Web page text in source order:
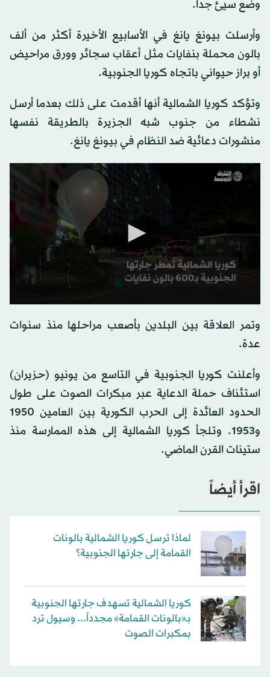
وضع سيئ جداً.
وأرسلت بيونغ يانغ في الأسابيع الأخيرة أكثر من ألف
بالون محملة بنفايات مثل أعقاب سجائر وورق مراحيض
أو براز حيواني باتجاه كوريا الجنوبية.
وتؤكد كوريا الشمالية أنها أقدمت على ذلك بعدما أرسل
نشطاء من جنوب شبه الجزيرة بالطريقة نفسها
منشورات دعائية ضد النظام في بيونغ يانغ.
seconds
of
وتمر العلاقة بين البلدين بأصعب مراحلها منذ سنوات
عدة.
وأعلنت كوريا الجنوبية في التاسع من يونيو (حزيران)
استئناف حملة الدعاية عبر مبكرات الصوت على طول
الحدود العائدة إلى الحرب الكورية بين العامين 1950
و1953. وتلجأ كوريا الشمالية إلى هذه الممارسة منذ
ستينات القرن الماضي.
اقرأ أيضاً
لماذا ترسل كوريا الشمالية بالونات
القمامة إلى جارتها الجنوبية؟
كوريا الشمالية تسهدف جارتها الجنوبية
بـ«بالونات القمامة» مجدداً... وسيول ترد
بمكبرات الصوت